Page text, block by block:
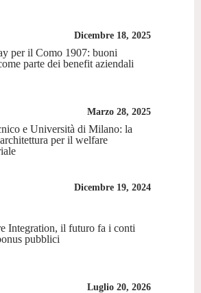
Dicembre 18, 2025
per il Como 1907: buoni
parte dei benefit aziendali
Marzo 28, 2025
e Università di Milano: la
per il welfare
Dicembre 19, 2024
Integration, il futuro fa i conti
pubblici
Luglio 20, 2026